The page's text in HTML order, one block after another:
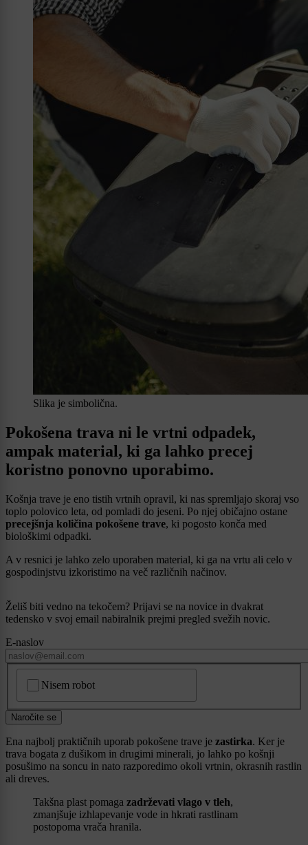
Slika je simbolična.
Pokošena trava ni le vrtni odpadek,
ampak material, ki ga lahko precej
koristno ponovno uporabimo.
Košnja trave je eno tistih vrtnih opravil, ki nas spremljajo skoraj vso
toplo polovico leta, od pomladi do jeseni. Po njej običajno ostane
precejšnja količina pokošene trave, ki pogosto konča med
biološkimi odpadki.
A v resnici je lahko zelo uporaben material, ki ga na vrtu ali celo v
gospodinjstvu izkoristimo na več različnih načinov.
Želiš biti vedno na tekočem? Prijavi se na novice in dvakrat
tedensko v svoj email nabiralnik prejmi pregled svežih novic.
E-naslov
Nisem robot
Naročite se
Ena najbolj praktičnih uporab pokošene trave je zastirka. Ker je
trava bogata z dušikom in drugimi minerali, jo lahko po košnji
posušimo na soncu in nato razporedimo okoli vrtnin, okrasnih rastlin
ali dreves.
Takšna plast pomaga zadrževati vlago v tleh,
zmanjšuje izhlapevanje vode in hkrati rastlinam
postopoma vrača hranila.